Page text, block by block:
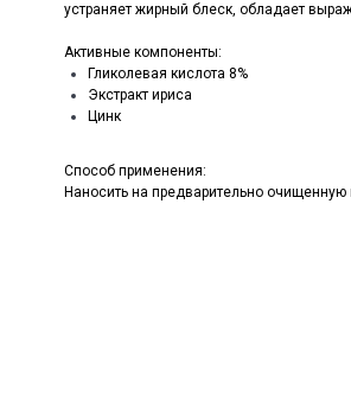
устраняет жирный блеск, обладает
Активные компоненты:
Гликолевая кислота 8%
Экстракт ириса
Цинк
Способ применения:
Наносить на предварительно очищенную